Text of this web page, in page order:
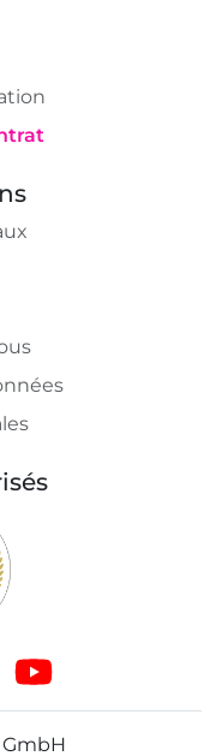
GmbH